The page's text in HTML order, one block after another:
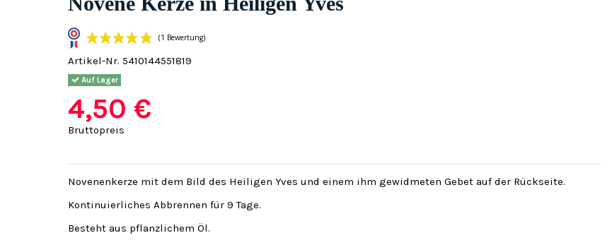
Artikel-Nr. 5410144551819
Auf Lager
4,50 €
Bruttopreis
Novenenkerze mit dem Bild des Heiligen Yves und einem ihm gewidmeten Gebet auf der Rückseite.
Kontinuierliches Abbrennen für 9 Tage.
Besteht aus pflanzlichem Öl.